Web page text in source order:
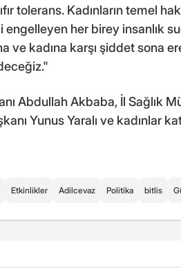
tolerans. Kadınların temel
her birey insanlık
ve kadına karşı şiddet sona
Abdullah Akbaba, İl Sağlık
Yunus Yaralı ve kadınlar
Etkinlikler Adilcevaz Politika bitlis